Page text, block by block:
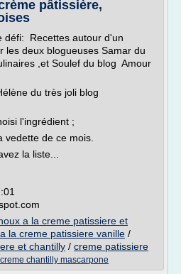
pâtissière,
défi: Recettes autour d'un
les deux blogueuses Samar du
,et Soulef du blog Amour
du très joli blog
l'ingrédient ;
vedette de ce mois.
la liste...
a la creme patissiere et
la creme patissiere vanille /
et chantilly / creme patissiere
chantilly mascarpone